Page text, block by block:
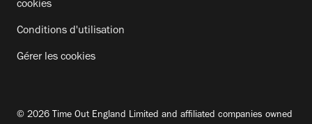
cookies
Conditions d'utilisation
Gérer les cookies
© 2026 Time Out England Limited and affiliated companies owned